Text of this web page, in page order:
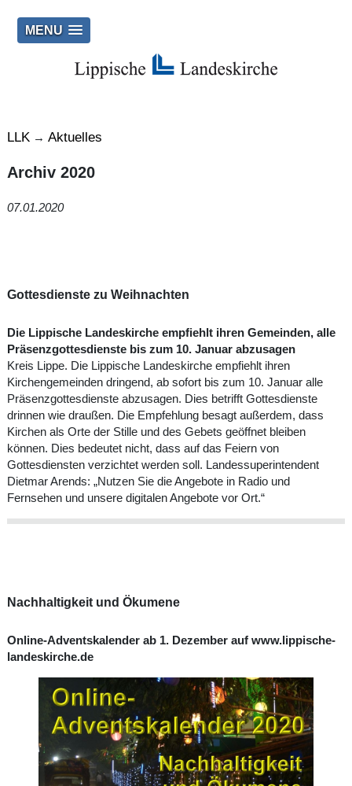
MENU
LLK → Aktuelles
Archiv 2020
07.01.2020
Gottesdienste zu Weihnachten
Die Lippische Landeskirche empfiehlt ihren Gemeinden, alle
Präsenzgottesdienste bis zum 10. Januar abzusagen
Kreis Lippe. Die Lippische Landeskirche empfiehlt ihren
Kirchengemeinden dringend, ab sofort bis zum 10. Januar alle
Präsenzgottesdienste abzusagen. Dies betrifft Gottesdienste
drinnen wie draußen. Die Empfehlung besagt außerdem, dass
Kirchen als Orte der Stille und des Gebets geöffnet bleiben
können. Dies bedeutet nicht, dass auf das Feiern von
Gottesdiensten verzichtet werden soll. Landessuperintendent
Dietmar Arends: „Nutzen Sie die Angebote in Radio und
Fernsehen und unsere digitalen Angebote vor Ort.“
Nachhaltigkeit und Ökumene
Online-Adventskalender ab 1. Dezember auf www.lippische-
landeskirche.de